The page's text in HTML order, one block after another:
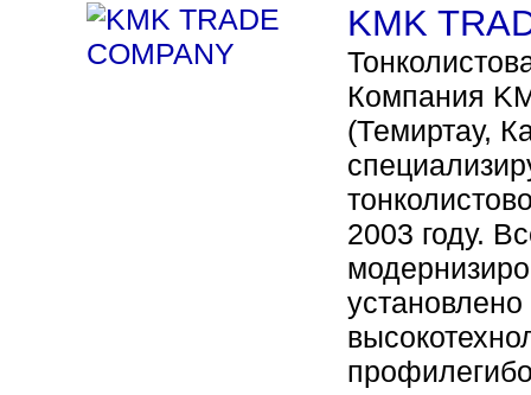
KMK
Компания
(Темиртау,
2003 году.